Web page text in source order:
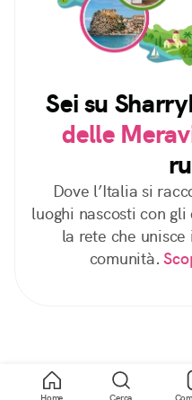
Sei su
delle
Dove l’Italia si
luoghi nascosti con
la rete che
comunità.